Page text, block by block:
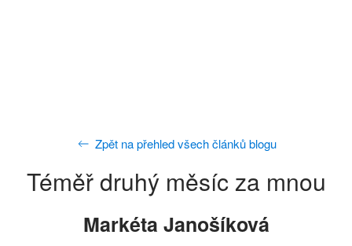
Zpět na přehled všech článků blogu
Téměř druhý měsíc za mnou
Markéta Janošíková